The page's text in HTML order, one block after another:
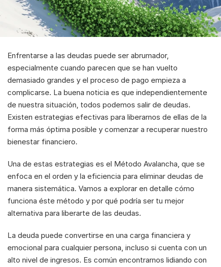
Enfrentarse a las deudas puede ser abrumador,
especialmente cuando parecen que se han vuelto
demasiado grandes y el proceso de pago empieza a
complicarse. La buena noticia es que independientemente
de nuestra situación, todos podemos salir de deudas.
Existen estrategias efectivas para liberarnos de ellas de la
forma más óptima posible y comenzar a recuperar nuestro
bienestar financiero.
Una de estas estrategias es el Método Avalancha, que se
enfoca en el orden y la eficiencia para eliminar deudas de
manera sistemática. Vamos a explorar en detalle cómo
funciona éste método y por qué podría ser tu mejor
alternativa para liberarte de las deudas.
La deuda puede convertirse en una carga financiera y
emocional para cualquier persona, incluso si cuenta con un
alto nivel de ingresos. Es común encontrarnos lidiando con